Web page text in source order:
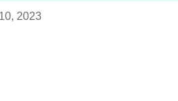
2023